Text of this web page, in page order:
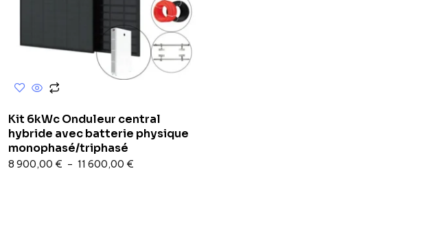
Kit 6kWc Onduleur central
hybride avec batterie physique
monophasé/triphasé
8 900,00 € – 11 600,00 €